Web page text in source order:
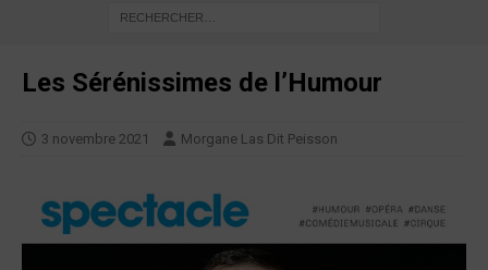
Les Sérénissimes de l’Humour
3 novembre 2021 Morgane Las Dit Peisson